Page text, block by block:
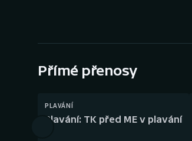
Přímé přenosy
PLAVÁNÍ
Plavání: TK před ME v plavání